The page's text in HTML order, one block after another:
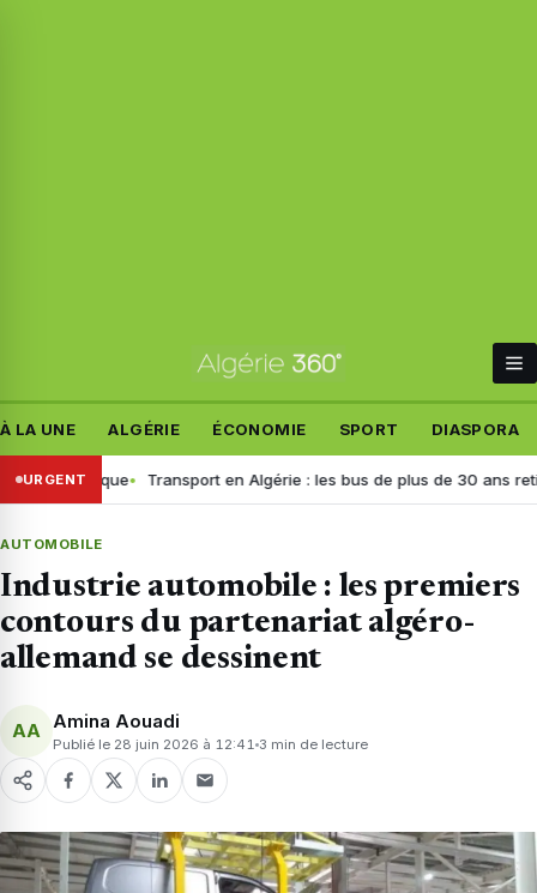
À LA UNE ALGÉRIE ÉCONOMIE SPORT DIASPORA
URGENTTransport en Algérie : les bus de plus de 30 ans retirés,
AUTOMOBILE
Industrie automobile : les premiers
contours du partenariat algéro-
allemand se dessinent
AA Amina Aouadi
Publié le 28 juin 2026 à 12:41 3 min de lecture